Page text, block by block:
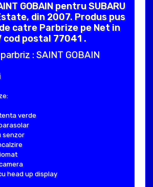
GOBAIN pentru SUBARU
din 2007. Produs pus
catre Parbrize pe Net in
cod postal 77041 .
: SAINT GOBAIN
verde
senzor
head up display